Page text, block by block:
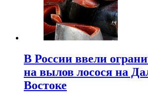
В России ввели
на вылов лосося на
Востоке